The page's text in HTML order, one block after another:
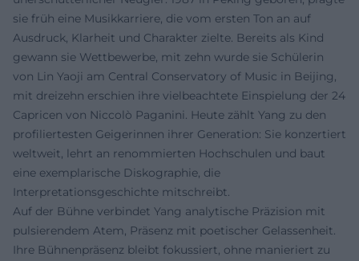
sie früh eine Musikkarriere, die vom ersten Ton an auf
Ausdruck, Klarheit und Charakter zielte. Bereits als Kind
gewann sie Wettbewerbe, mit zehn wurde sie Schülerin
von Lin Yaoji am Central Conservatory of Music in Beijing,
mit dreizehn erschien ihre vielbeachtete Einspielung der 24
Capricen von Niccolò Paganini. Heute zählt Yang zu den
profiliertesten Geigerinnen ihrer Generation: Sie konzertiert
weltweit, lehrt an renommierten Hochschulen und baut
eine exemplarische Diskographie, die
Interpretationsgeschichte mitschreibt.
Auf der Bühne verbindet Yang analytische Präzision mit
pulsierendem Atem, Präsenz mit poetischer Gelassenheit.
Ihre Bühnenpräsenz bleibt fokussiert, ohne manieriert zu